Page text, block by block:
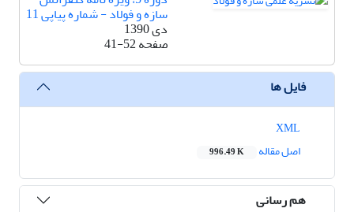
سازه و فولاد - شماره پیاپی 11
دی 1390
صفحه41-52
فایل ها
اصل مقاله
996.49 K
هم رسانی